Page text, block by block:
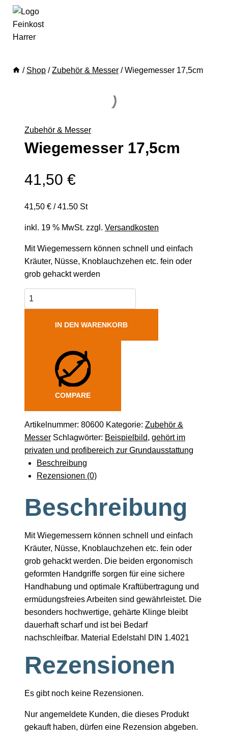
/ Shop / Zubehör & Messer / Wiegemesser 17,5cm
Zubehör & Messer
Wiegemesser 17,5cm
41,50 €
41,50 € /41.50 St
inkl. 19 % MwSt. zzgl. Versandkosten
Mit Wiegemessern können schnell und einfach
Kräuter, Nüsse, Knoblauchzehen etc. fein oder
grob gehackt werden
IN DEN WARENKORB
COMPARE
Artikelnummer: 80600 Kategorie: Zubehör &
Messer Schlagwörter: Beispielbild, gehört im
privaten und profibereich zur Grundausstattung
Beschreibung
Rezensionen (0)
Beschreibung
Mit Wiegemessern können schnell und einfach
Kräuter, Nüsse, Knoblauchzehen etc. fein oder
grob gehackt werden. Die beiden ergonomisch
geformten Handgriffe sorgen für eine sichere
Handhabung und optimale Kraftübertragung und
ermüdungsfreies Arbeiten sind gewährleistet. Die
besonders hochwertige, gehärte Klinge bleibt
dauerhaft scharf und ist bei Bedarf
nachschleifbar. Material Edelstahl DIN 1.4021
Rezensionen
Es gibt noch keine Rezensionen.
Nur angemeldete Kunden, die dieses Produkt
gekauft haben, dürfen eine Rezension abgeben.